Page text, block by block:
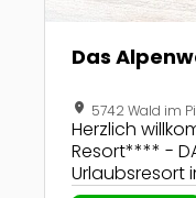
Das
location_on 5742 Wald im
Herzlich
Resort**** -
Urlaubsresort